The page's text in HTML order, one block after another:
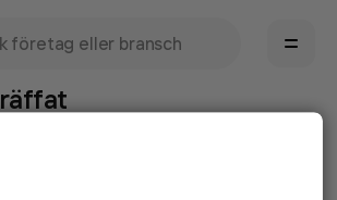
och snabbare kan avhjälpa det.